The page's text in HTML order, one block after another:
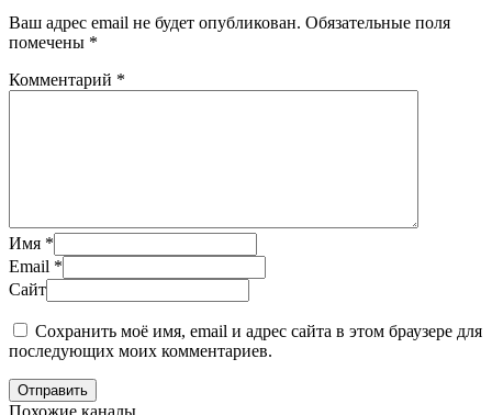
Ваш адрес email не будет опубликован. Обязательные поля
помечены *
Комментарий *
Имя *
Email *
Сайт
Сохранить моё имя, email и адрес сайта в этом браузере для
последующих моих комментариев.
Отправить
Похожие каналы